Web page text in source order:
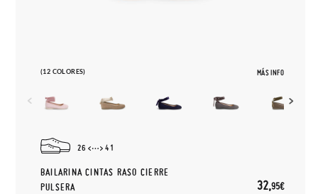
(12 COLORES) MÁS INFO
26 41
BAILARINA CINTAS RASO CIERRE
PULSERA
32,95€